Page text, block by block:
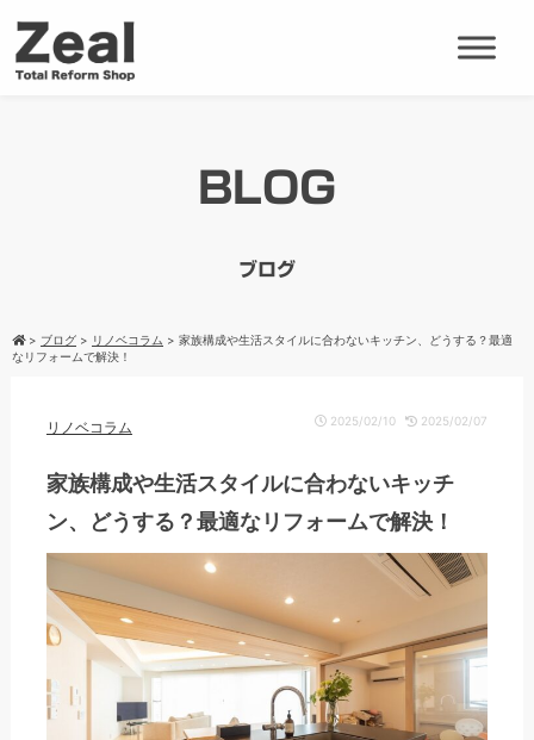
BLOG
ブログ
> ブログ > リノベコラム > 家族構成や生活スタイルに合わないキッチン、どうする？最適
なリフォームで解決！
リノベコラム 2025/02/10 2025/02/07
家族構成や生活スタイルに合わないキッチ
ン、どうする？最適なリフォームで解決！